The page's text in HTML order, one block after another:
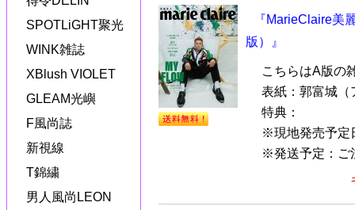
SPOTLiGHT聚光
WINK雑誌
XBlush VIOLET
GLEAM光嶼
F風尚誌
新視線
T錦繍
男人風尚LEON
『MarieClaire美
版）』
こちらはA版の
表紙：郭富城（
特典：
※現地発売予定
※発送予定：ご